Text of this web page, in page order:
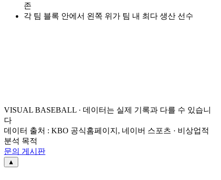
존
각 팀 블록 안에서 왼쪽 위가 팀 내 최다 생산 선수
VISUAL BASEBALL · 데이터는 실제 기록과 다를 수 있습니
다
데이터 출처 : KBO 공식홈페이지, 네이버 스포츠 · 비상업적
분석 목적
문의 게시판
▲